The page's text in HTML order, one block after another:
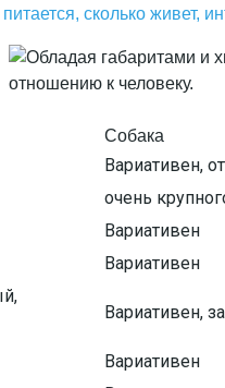
сколько живет,
Собака
Вариативен,
очень
Вариативен
Вариативен
Вариативен,
Вариативен